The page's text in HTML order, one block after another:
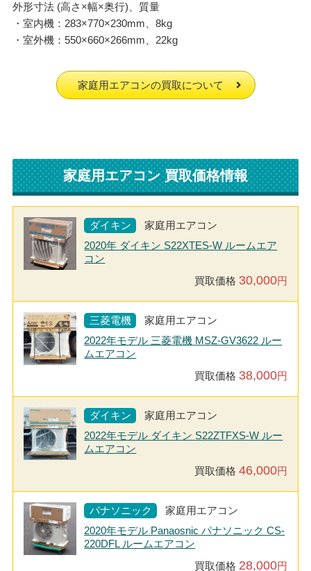
外形寸法 (高さ×幅×奥行)、質量
・室内機：283×770×230mm、8kg
・室外機：550×660×266mm、22kg
家庭用エアコンの買取について
家庭用エアコン 買取価格情報
ダイキン
家庭用エアコン
2020年 ダイキン S22XTES-W ルームエア
コン
買取価格 30,000円
三菱電機
家庭用エアコン
2022年モデル 三菱電機 MSZ-GV3622 ルー
ムエアコン
買取価格 38,000円
ダイキン
家庭用エアコン
2022年モデル ダイキン S22ZTFXS-W ルー
ムエアコン
買取価格46,000円
パナソニック
家庭用エアコン
2020年モデル Panaosnic パナソニック CS-
220DFL ルームエアコン
買取価格 28,000円